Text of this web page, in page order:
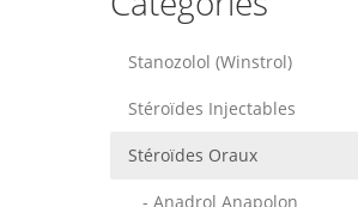
Stanozolol (Winstrol)
Stéroïdes Injectables
Stéroïdes Oraux
- Anadrol Anapolon